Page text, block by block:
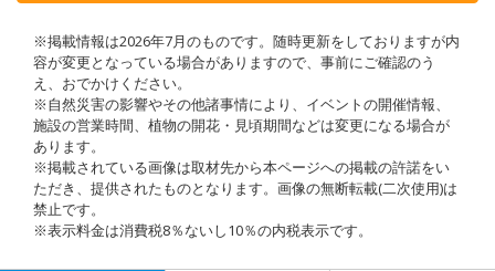
※掲載情報は2026年7月のものです。随時更新をしておりますが内
容が変更となっている場合がありますので、事前にご確認のう
え、おでかけください。
※自然災害の影響やその他諸事情により、イベントの開催情報、
施設の営業時間、植物の開花・見頃期間などは変更になる場合が
あります。
※掲載されている画像は取材先から本ページへの掲載の許諾をい
ただき、提供されたものとなります。画像の無断転載(二次使用)は
禁止です。
※表示料金は消費税8％ないし10％の内税表示です。